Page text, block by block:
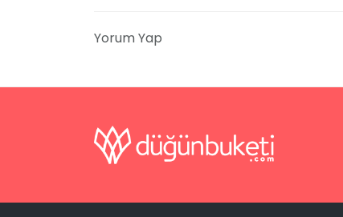
Siam Elegance Hotels & Spa Nerededir?
Sıkça Sorulan Sorular
Konaklama Tipi:
Yorum Yap